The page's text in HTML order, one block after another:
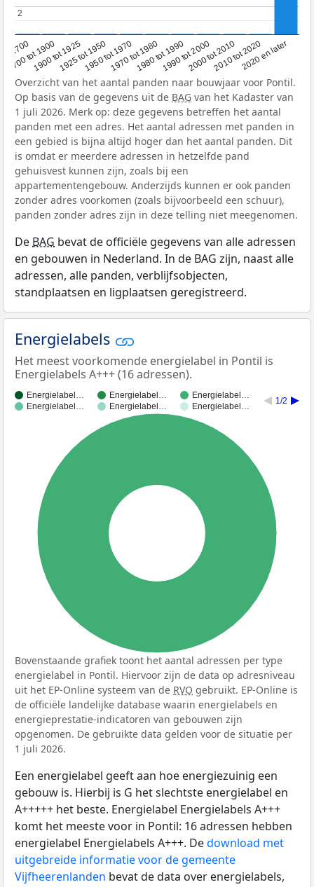
1700
1700 tot 1900
1900 tot 19251925 tot 19501950 tot 19701970 tot 19801980 tot 19901990 tot 20002000 tot 20102010 tot 20202020 en later
2
2
Overzicht van het aantal panden naar bouwjaar voor Pontil.
Op basis van de gegevens uit de BAG van het Kadaster van
1 juli 2026. Merk op: deze gegevens betreffen het aantal
panden met een adres. Het aantal adressen met panden in
een gebied is bijna altijd hoger dan het aantal panden. Dit
is omdat er meerdere adressen in hetzelfde pand
gehuisvest kunnen zijn, zoals bij een
appartementengebouw. Anderzijds kunnen er ook panden
zonder adres voorkomen (zoals bijvoorbeeld een schuur),
panden zonder adres zijn in deze telling niet meegenomen.
De BAG bevat de officiële gegevens van alle adressen
en gebouwen in Nederland. In de BAG zijn, naast alle
adressen, alle panden, verblijfsobjecten,
standplaatsen en ligplaatsen geregistreerd.
Energielabels
Het meest voorkomende energielabel in Pontil is
Energielabels A+++ (16 adressen).
Energielabel… Energielabel…
Energielabel…
Energielabel…
Energielabel… Energielabel…
1/2
Bovenstaande grafiek toont het aantal adressen per type
energielabel in Pontil. Hiervoor zijn de data op adresniveau
uit het EP-Online systeem van de RVO gebruikt. EP-Online is
de officiële landelijke database waarin energielabels en
energieprestatie-indicatoren van gebouwen zijn
opgenomen. De gebruikte data gelden voor de situatie per
1 juli 2026.
Een energielabel geeft aan hoe energiezuinig een
gebouw is. Hierbij is G het slechtste energielabel en
A+++++ het beste. Energielabel Energielabels A+++
komt het meeste voor in Pontil: 16 adressen hebben
energielabel Energielabels A+++. Dedownload met
uitgebreide informatie voor de gemeente
Vijfheerenlanden bevat de data over energielabels,